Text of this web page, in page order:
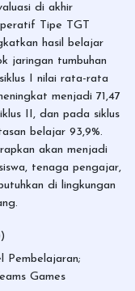
di akhir
Tipe TGT
hasil belajar
jaringan tumbuhan
I nilai rata-rata
menjadi 71,47
II, dan pada siklus
belajar 93,9%.
akan menjadi
tenaga pengajar,
di lingkungan
Pembelajaran;
Games